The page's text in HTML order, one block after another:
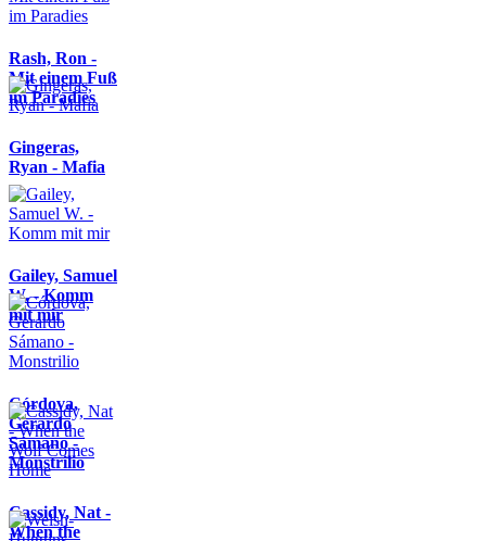
Rash, Ron -
Mit einem Fuß
im Paradies
Gingeras,
Ryan - Mafia
Gailey, Samuel
W. - Komm
mit mir
Córdova,
Gerardo
Sámano -
Monstrilio
Cassidy, Nat -
When the